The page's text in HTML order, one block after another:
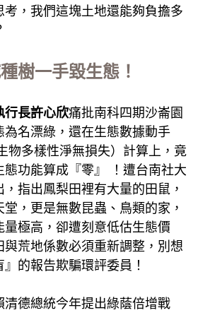
考，我們這塊土地還能夠負擔多
樹一手毀生態！
行長許心欣痛批南科四期沙崙園
為名漂綠，還在生態數據動手
物多樣性淨無損失）計算上，竟
態功能算成『零』 ！遭台南社大
指出鳳梨田裡有大量的田鼠，
，更是無數昆蟲、鳥類的家，
量極高，卻遭刻意低估生態價
與荒地係數必須重新調整，別想
的報告欺騙環評委員！
清德總統今年提出綠蔭倍增戰